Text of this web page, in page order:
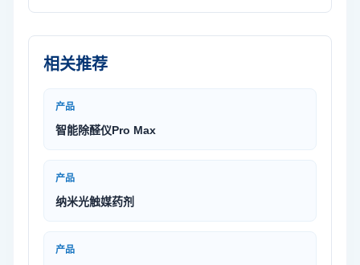
相关推荐
产品
智能除醛仪Pro Max
产品
纳米光触媒药剂
产品